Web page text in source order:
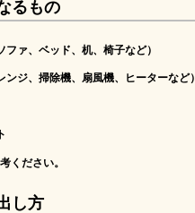
るもの
ファ、ベッド、机、椅子など）
ンジ、掃除機、扇風機、ヒーターなど）
ください。
し方